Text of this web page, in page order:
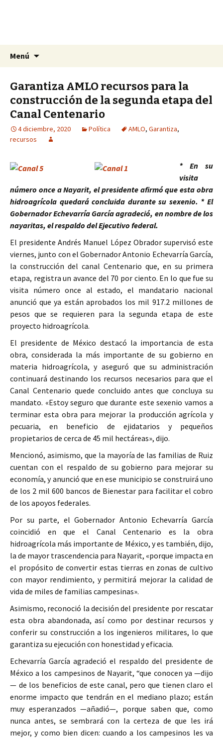
La Yunta de Tepic
La nueva opción en información
Menú
Garantiza AMLO recursos para la
construcción de la segunda etapa del
Canal Centenario
4 diciembre, 2020 Política AMLO, Garantiza,
recursos
* En su
visita
número once a Nayarit, el presidente afirmó que esta obra
hidroagrícola quedará concluida durante su sexenio. * El
Gobernador Echevarría García agradeció, en nombre de los
nayaritas, el respaldo del Ejecutivo federal.
El presidente Andrés Manuel López Obrador supervisó este
viernes, junto con el Gobernador Antonio Echevarría García,
la construcción del canal Centenario que, en su primera
etapa, registra un avance del 70 por ciento. En lo que fue su
visita número once al estado, el mandatario nacional
anunció que ya están aprobados los mil 917.2 millones de
pesos que se requieren para la segunda etapa de este
proyecto hidroagrícola.
El presidente de México destacó la importancia de esta
obra, considerada la más importante de su gobierno en
materia hidroagrícola, y aseguró que su administración
continuará destinando los recursos necesarios para que el
Canal Centenario quede concluido antes que concluya su
mandato. «Estoy seguro que durante este sexenio vamos a
terminar esta obra para mejorar la producción agrícola y
pecuaria, en beneficio de ejidatarios y pequeños
propietarios de cerca de 45 mil hectáreas», dijo.
Mencionó, asimismo, que la mayoría de las familias de Ruiz
cuentan con el respaldo de su gobierno para mejorar su
economía, y anunció que en ese municipio se construirá uno
de los 2 mil 600 bancos de Bienestar para facilitar el cobro
de los apoyos federales.
Por su parte, el Gobernador Antonio Echevarría García
coincidió en que el Canal Centenario es la obra
hidroagrícola más importante de México, y es también, dijo,
la de mayor trascendencia para Nayarit, «porque impacta en
el propósito de convertir estas tierras en zonas de cultivo
con mayor rendimiento, y permitirá mejorar la calidad de
vida de miles de familias campesinas».
Asimismo, reconoció la decisión del presidente por rescatar
esta obra abandonada, así como por destinar recursos y
conferir su construcción a los ingenieros militares, lo que
garantiza su ejecución con honestidad y eficacia.
Echevarría García agradeció el respaldo del presidente de
México a los campesinos de Nayarit, “que conocen ya —dijo
— de los beneficios de este canal, pero que tienen claro el
enorme impacto que tendrán en el mediano plazo; están
muy esperanzados —añadió—, porque saben que, como
nunca antes, se sembrará con la certeza de que les irá
mejor, y como bien dicen: cuando a los campesinos les va